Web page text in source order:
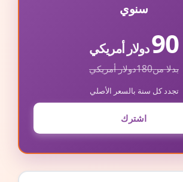
سنوي
90دولار أمريكي
بدلا من180دولار أمريكي
تجدد كل سنة بالسعر الأصلي
اشترك